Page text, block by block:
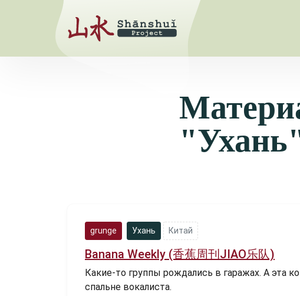
grunge Ухань Китай
Banana Weekly (香蕉周刊JIAO乐队)
Какие-то группы рождались в гаражах. А эта
спальне вокалиста.